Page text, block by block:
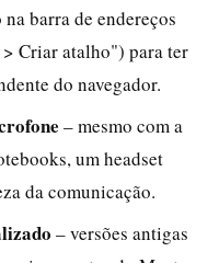
barra de endereços
Criar atalho") para ter
do navegador.
– mesmo com a
um headset
da comunicação.
– versões antigas